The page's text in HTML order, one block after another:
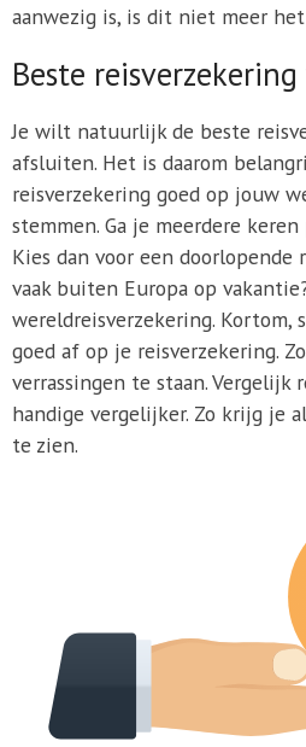
aanwezig is, is dit niet meer het
Beste
Je wilt natuurlijk de beste
afsluiten. Het is daarom
reisverzekering goed op jouw
stemmen. Ga je meerdere
Kies dan voor een doorlopende
vaak buiten Europa op
wereldreisverzekering. Kortom,
goed af op je reisverzekering.
verrassingen te staan. Vergelijk
handige vergelijker. Zo krijg je
te zien.